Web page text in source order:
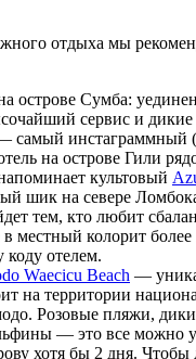
отдыха мы
острове Сумба:
сервис и
самый инстаграммный
на острове Гили
культовый
шик на севере
тем, кто любит
в местный колорит
коду отелем.
Waecicu Beach —
на территории
Розовые пляжи,
— это все можно
хотя бы 2 дня. Чтобы